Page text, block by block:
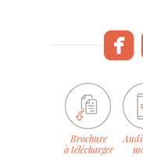
Brochure
à télécharger